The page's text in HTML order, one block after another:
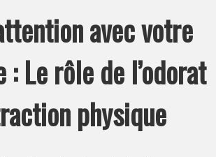
avec votre
Le rôle de l’odorat
physique